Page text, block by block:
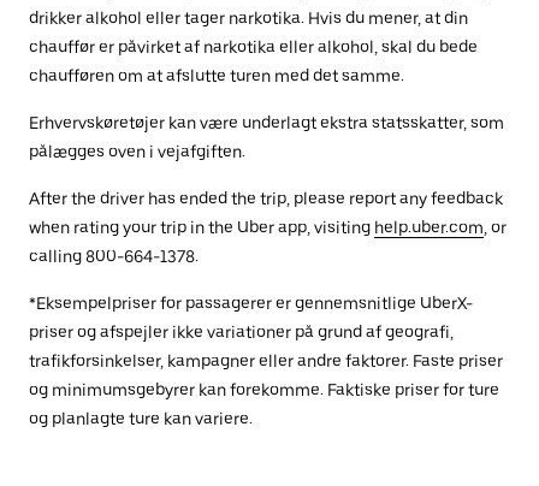
drikker alkohol eller tager narkotika. Hvis du mener, at din
chauffør er påvirket af narkotika eller alkohol, skal du bede
chaufføren om at afslutte turen med det samme.
Erhvervskøretøjer kan være underlagt ekstra statsskatter, som
pålægges oven i vejafgiften.
After the driver has ended the trip, please report any feedback
when rating your trip in the Uber app, visiting help.uber.com , or
calling 800-664-1378.
*Eksempelpriser for passagerer er gennemsnitlige UberX-
priser og afspejler ikke variationer på grund af geografi,
trafikforsinkelser, kampagner eller andre faktorer. Faste priser
og minimumsgebyrer kan forekomme. Faktiske priser for ture
og planlagte ture kan variere.